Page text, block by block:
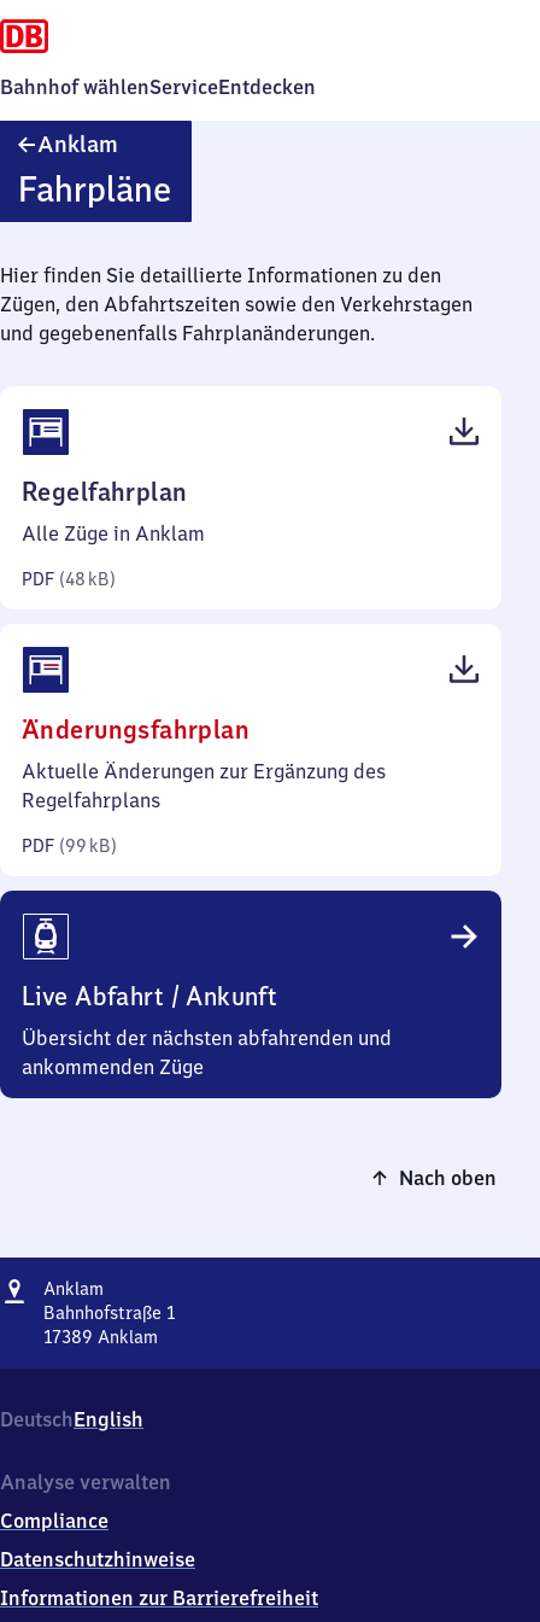
Bahnhof wählenServiceEntdecken
Anklam
Fahrpläne
Hier finden Sie detaillierte Informationen zu den
Zügen, den Abfahrtszeiten sowie den Verkehrstagen
und gegebenenfalls Fahrplanänderungen.
Regelfahrplan
48
Alle Züge in Anklam
PDF (48 kB)
Änderungsfahrplan
99
Aktuelle Änderungen zur Ergänzung des
Regelfahrplans
PDF (99 kB)
Live Abfahrt / Ankunft
Übersicht der nächsten abfahrenden und
ankommenden Züge
Nach oben
Adresse
Anklam
Bahnhofstraße 1
17389 Anklam
1,
1
3
9
Anklam
DeutschEnglish
Analyse verwalten
Compliance
Datenschutzhinweise
Informationen zur Barrierefreiheit